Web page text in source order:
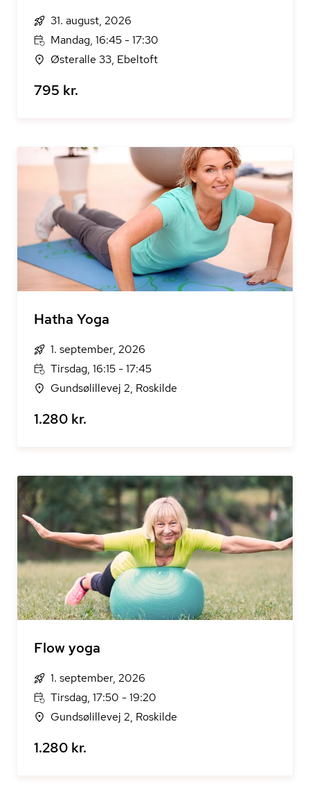
31. august, 2026
Mandag, 16:45 - 17:30
Østeralle 33, Ebeltoft
795 kr.
Hatha Yoga
1. september, 2026
Tirsdag, 16:15 - 17:45
Gundsølillevej 2, Roskilde
1.280 kr.
Flow yoga
1. september, 2026
Tirsdag, 17:50 - 19:20
Gundsølillevej 2, Roskilde
1.280 kr.